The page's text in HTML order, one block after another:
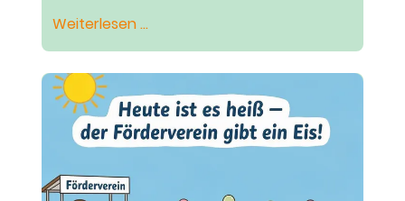
Weiterlesen …Ganztagsangebote:
Ganztag